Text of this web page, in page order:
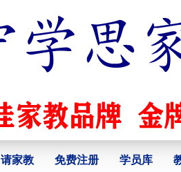
请家教 免费注册 学员库